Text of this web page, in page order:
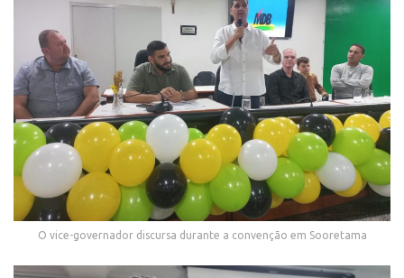
O vice-governador discursa durante a convenção em Sooretama